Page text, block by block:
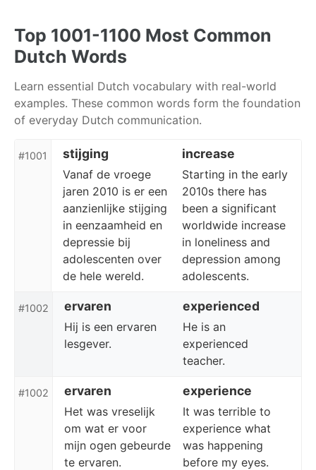
primary
navigation
content
footer
Top 1001-1100 Most Common
Dutch Words
Learn essential Dutch vocabulary with real-world
examples. These common words form the foundation
of everyday Dutch communication.
#1001 stijging increase
Vanaf de vroege
jaren 2010 is er een
aanzienlijke stijging
in eenzaamheid en
depressie bij
adolescenten over
de hele wereld.
Starting in the early
2010s there has
been a significant
worldwide increase
in loneliness and
depression among
adolescents.
#1002 ervaren experienced
Hij is een ervaren
lesgever.
He is an
experienced
teacher.
#1002 ervaren experience
Het was vreselijk
om wat er voor
mijn ogen gebeurde
te ervaren.
It was terrible to
experience what
was happening
before my eyes.